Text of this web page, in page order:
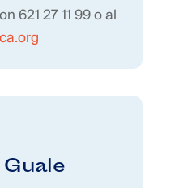
621 27 11 99 o al